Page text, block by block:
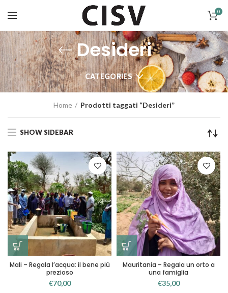
0
Desideri
CATEGORIES
Home Prodotti taggati “Desideri”
SHOW SIDEBAR
Mali – Regala l’acqua: il bene più
prezioso
€70,00
Mauritania – Regala un orto a
una famiglia
€35,00